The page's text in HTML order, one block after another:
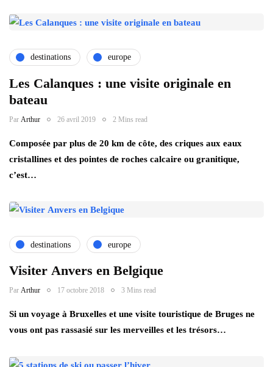
destinations europe
Les Calanques : une visite originale en
bateau
Par Arthur 26 avril 2019 2 Mins read
Composée par plus de 20 km de côte, des criques aux eaux
cristallines et des pointes de roches calcaire ou granitique,
c’est…
destinations europe
Visiter Anvers en Belgique
Par Arthur 17 octobre 2018 3 Mins read
Si un voyage à Bruxelles et une visite touristique de Bruges ne
vous ont pas rassasié sur les merveilles et les trésors…